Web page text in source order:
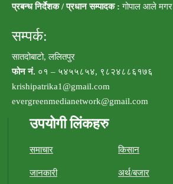
प्रबन्ध निर्देशक / प्रधान सम्पादक : गोपाल आले मगर
सम्पर्क:
सातदोबाटो, ललितपुर
फोन नं. ०१ – ५४५५८५४, ९८२४८८६१७६
krishipatrika1@gmail.com
evergreenmedianetwork@gmail.com
उपयोगी लिंकहरु
समाचार किसान
जानकारी अर्थ/बजार